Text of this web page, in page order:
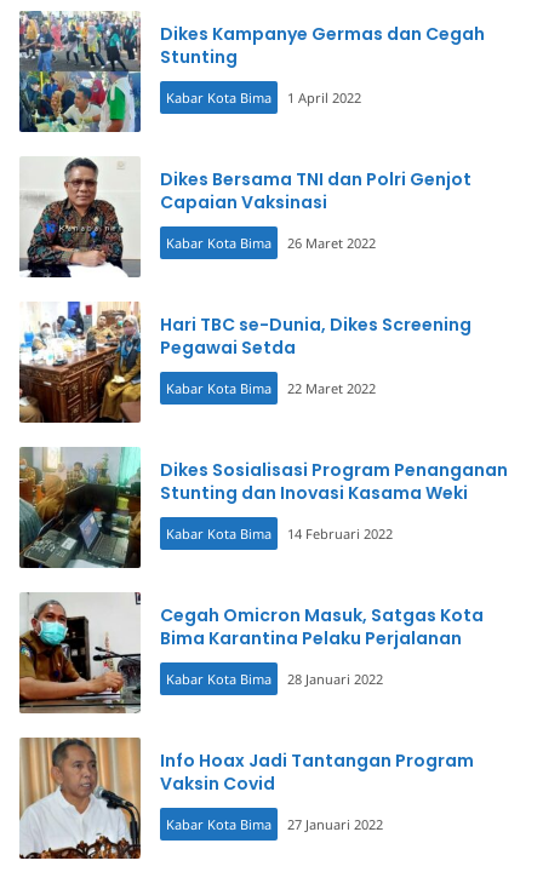
Dikes Kampanye Germas dan Cegah
Stunting
Kabar Kota Bima 1 April 2022
Dikes Bersama TNI dan Polri Genjot
Capaian Vaksinasi
Kabar Kota Bima 26 Maret 2022
Hari TBC se-Dunia, Dikes Screening
Pegawai Setda
Kabar Kota Bima 22 Maret 2022
Dikes Sosialisasi Program Penanganan
Stunting dan Inovasi Kasama Weki
Kabar Kota Bima 14 Februari 2022
Cegah Omicron Masuk, Satgas Kota
Bima Karantina Pelaku Perjalanan
Kabar Kota Bima 28 Januari 2022
Info Hoax Jadi Tantangan Program
Vaksin Covid
Kabar Kota Bima 27 Januari 2022